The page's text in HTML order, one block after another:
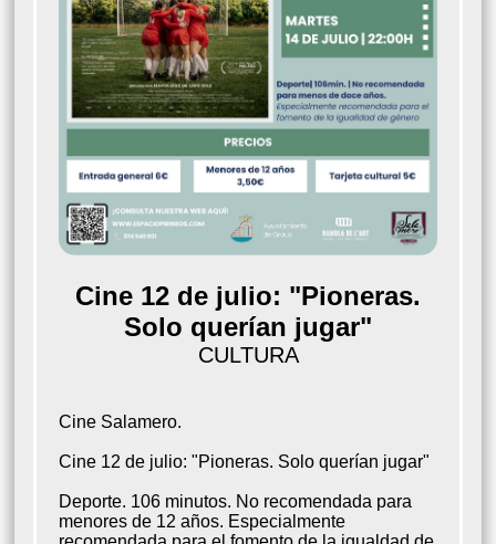
Cine 12 de julio: "Pioneras.
Solo querían jugar"
CULTURA
Cine Salamero.
Cine 12 de julio: "Pioneras. Solo querían jugar"
Deporte. 106 minutos. No recomendada para
menores de 12 años. Especialmente